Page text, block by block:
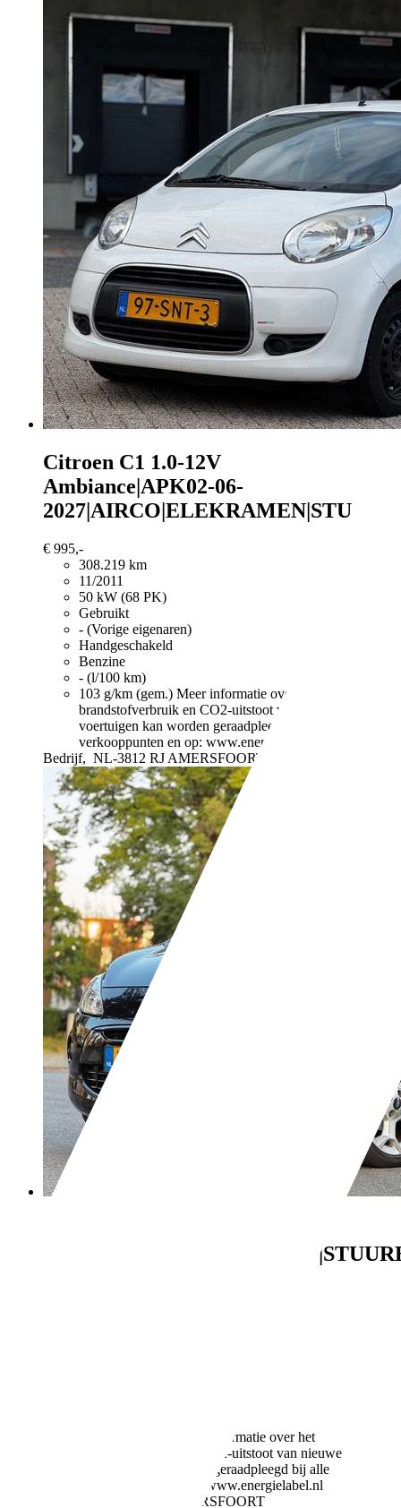
Citroen C1 1.0-12V
Ambiance|APK02-06-
2027|AIRCO|ELEKRAMEN|STU
€ 995,-
308.219 km
11/2011
50 kW (68 PK)
Gebruikt
- (Vorige eigenaren)
Handgeschakeld
Benzine
- (l/100 km)
103 g/km (gem.) Meer informatie over het
brandstofverbruik en CO2-uitstoot van nieuwe
voertuigen kan worden geraadpleegd bij alle
verkooppunten en op: www.energielabel.nl
Bedrijf, NL-3812 RJ AMERSFOORT
Meer informatie over het
brandstofverbruik en CO2-uitstoot van nieuwe
voertuigen kan worden geraadpleegd bij alle
verkooppunten en op: www.energielabel.nl
NL-3812 RJ AMERSFOORT